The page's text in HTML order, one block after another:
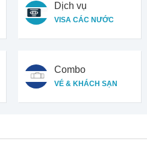
Dịch vụ
VISA CÁC NƯỚC
Combo
VÉ & KHÁCH SẠN